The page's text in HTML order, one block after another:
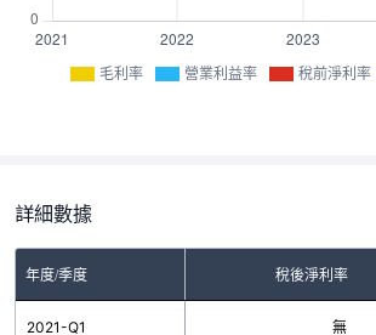
毛利率 營業利益率 稅前淨利率
詳細數據
年度/季度 稅後淨利率
2021-Q1 無